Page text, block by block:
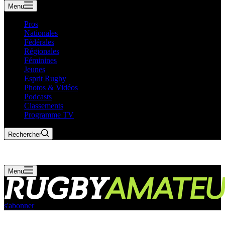
Menu
Pros
Nationales
Fédérales
Régionales
Féminines
Jeunes
Esprit Rugby
Photos & Vidéos
Podcasts
Classements
Programme TV
Rechercher
Menu
s'abonner